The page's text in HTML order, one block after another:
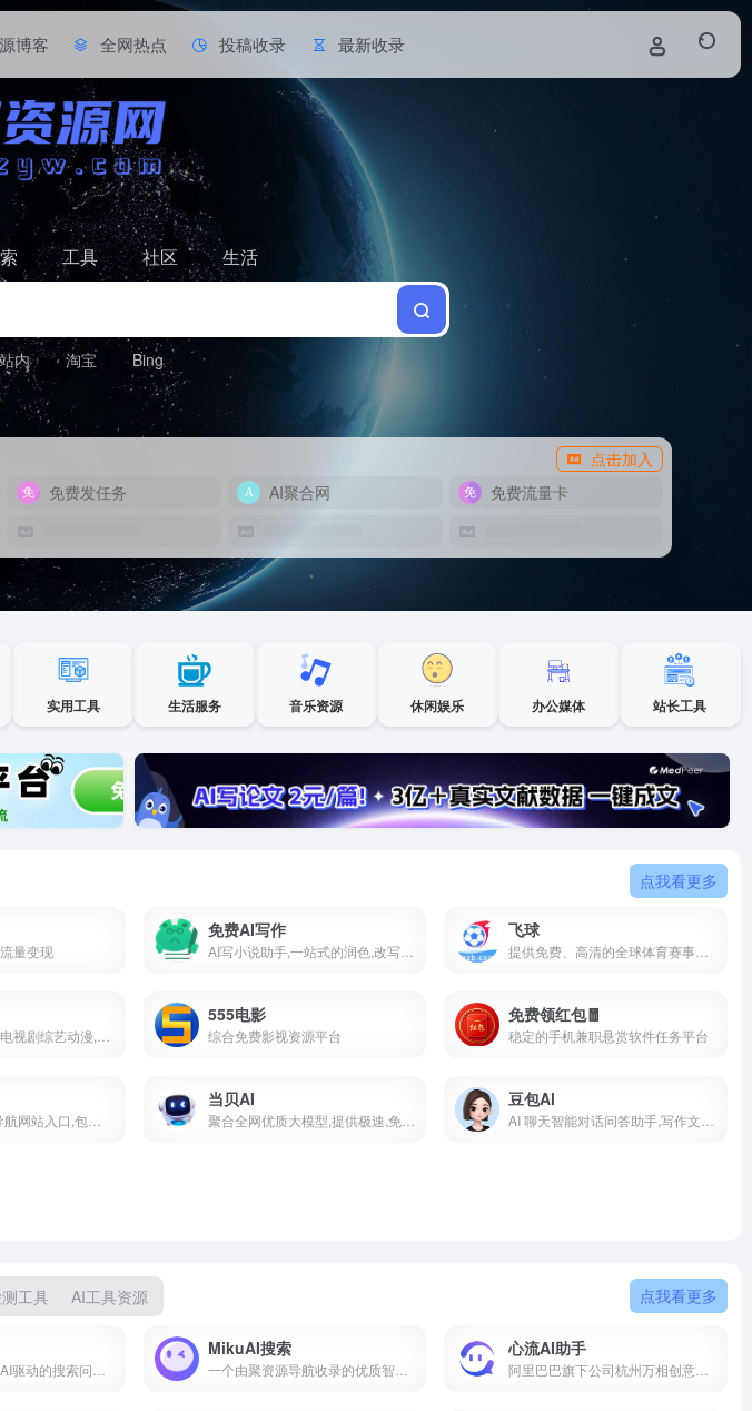
博客 全网热点 投稿收录 最新收录
工具 社区 生活
站内 淘宝 Bing
点击加入
免费发任务 AI聚合网
免费流量卡
实用工具 生活服务 音乐资源 休闲娱乐 办公媒体 站长工具
点我看更多
量变现
免费AI写作
AI写小说助手,一站式的润色,改写,扩写等主流功能
飞球
提供免费、高清的全球体育赛事直播，带来极致的观赛体验
聚合国内外电影电视剧综艺动漫,高清影视在线观看
555电影
综合免费影视资源平台
免费领红包🧧
稳定的手机兼职悬赏软件任务平台
汇聚800+优质导航网站入口,包括传统导航网,垂直导航,行业导航,AI导航,地域导航网站
当贝AI
聚合全网优质大模型,提供极速,免费,不限量的AI服务
豆包Al
AI 聊天智能对话问答助手,写作文案翻译情感陪伴编程全能工具
工具 AI工具资源 点我看更多
知乎推出的一款AI驱动的搜索问答产品
MikuAI搜索
一个由聚资源导航收录的优质智能AI搜索引擎
心流AI助手
阿里巴巴旗下公司杭州万相创意科技推出的一款AI搜索助手